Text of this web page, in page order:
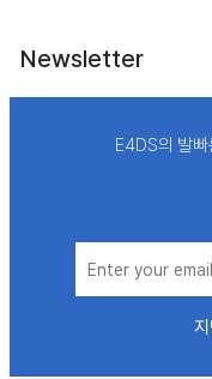
Newsletter
E4DS의 발